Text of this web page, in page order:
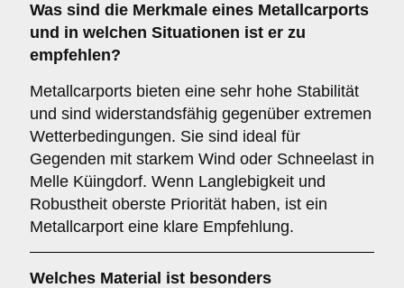
Was sind die Merkmale eines Metallcarports
und in welchen Situationen ist er zu
empfehlen?
Metallcarports bieten eine sehr hohe Stabilität
und sind widerstandsfähig gegenüber extremen
Wetterbedingungen. Sie sind ideal für
Gegenden mit starkem Wind oder Schneelast in
Melle Küingdorf. Wenn Langlebigkeit und
Robustheit oberste Priorität haben, ist ein
Metallcarport eine klare Empfehlung.
Welches Material ist besonders